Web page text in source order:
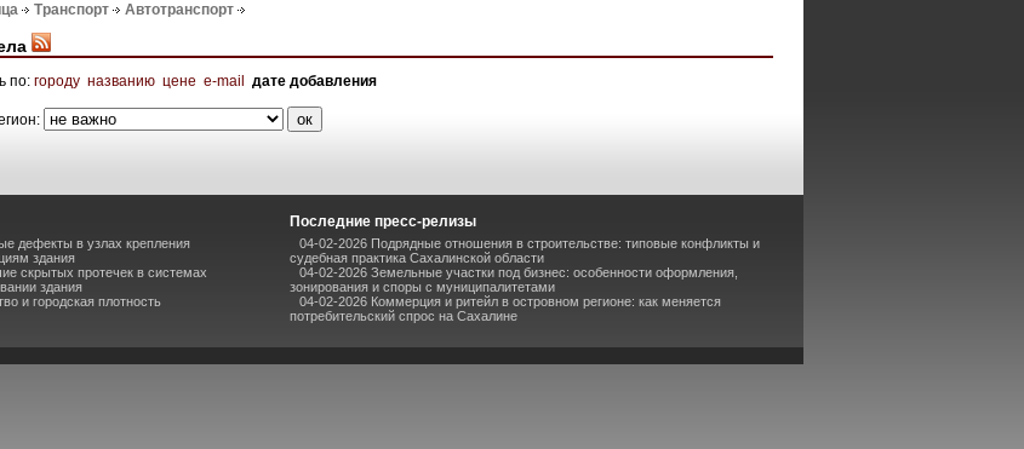
Транспорт Автотранспорт
по: городу названию цене e-mail дате добавления
дефекты в узлах крепления
здания
скрытых протечек в системах
здания
и городская плотность
Последние пресс-релизы
04-02-2026 Подрядные отношения в строительстве: типовые конфликты и
судебная практика Сахалинской области
04-02-2026 Земельные участки под бизнес: особенности оформления,
зонирования и споры с муниципалитетами
04-02-2026 Коммерция и ритейл в островном регионе: как меняется
потребительский спрос на Сахалине